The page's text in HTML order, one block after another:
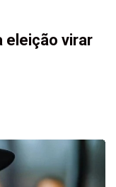
eleição virar